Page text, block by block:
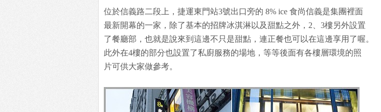
位於信義路二段上，捷運東門站3號出口旁的 8% ice 食尚信義是集團裡面
最新開幕的一家，除了基本的招牌冰淇淋以及甜點之外，2、3樓另外設置
了餐廳部，也就是說來到這邊不只是甜點，連正餐也可以在這邊享用了喔。
此外在4樓的部分也設置了私廚服務的場地，等等後面有各樓層環境的照
片可供大家做參考。